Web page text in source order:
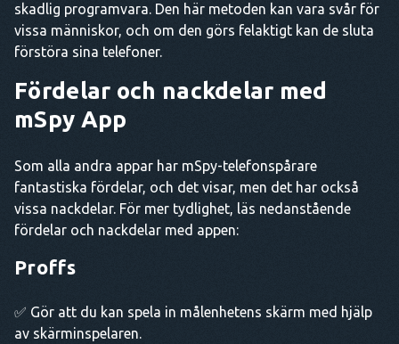
skadlig programvara. Den här metoden kan vara svår för
vissa människor, och om den görs felaktigt kan de sluta
förstöra sina telefoner.
Fördelar och nackdelar med
mSpy App
Som alla andra appar har mSpy-telefonspårare
fantastiska fördelar, och det visar, men det har också
vissa nackdelar. För mer tydlighet, läs nedanstående
fördelar och nackdelar med appen:
Proffs
✅ Gör att du kan spela in målenhetens skärm med hjälp
av skärminspelaren.